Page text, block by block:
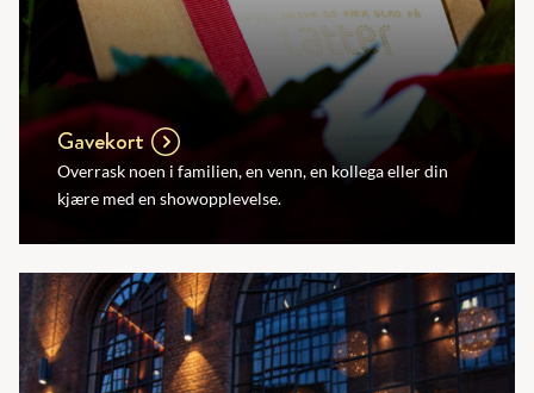
Gavekort
Overrask noen i familien, en venn, en kollega eller din
kjære med en showopplevelse.